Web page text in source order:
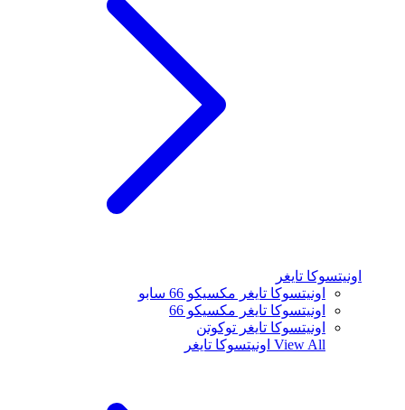
اونيتسوكا تايغر
اونيتسوكا تايغر مكسيكو 66 سابو
اونيتسوكا تايغر مكسيكو 66
اونيتسوكا تايغر توكوتن
View All اونيتسوكا تايغر